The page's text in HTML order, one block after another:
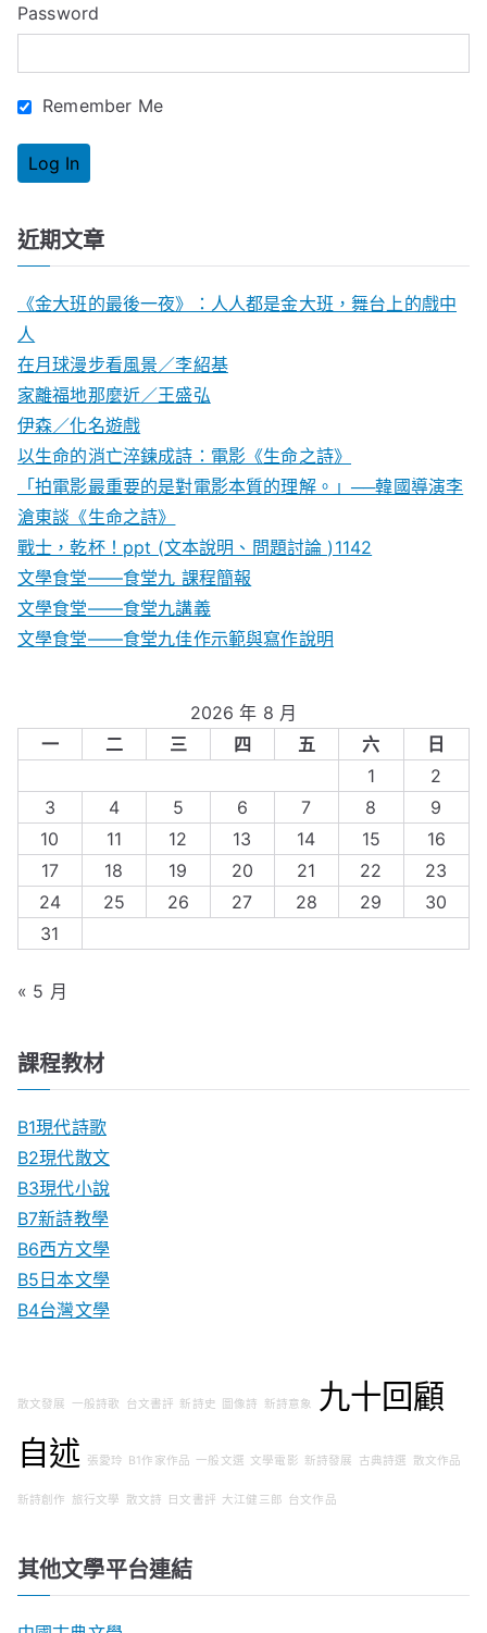
r
Password
Remember Me
近期文章
《金大班的最後一夜》：人人都是金大班，舞台上的戲中
人
在月球漫步看風景／李紹基
家離福地那麼近／王盛弘
伊森／化名遊戲
以生命的消亡淬鍊成詩：電影《生命之詩》
「拍電影最重要的是對電影本質的理解。」──韓國導演李
滄東談《生命之詩》
戰士，乾杯！ppt (文本說明、問題討論 )1142
文學食堂——食堂九 課程簡報
文學食堂――食堂九講義
文學食堂——食堂九佳作示範與寫作說明
2026 年 8 月
一
二 三 四 五 六
日
1
2
3
4 5 6 7 8
9
10
11 12 13 14 15
16
17
18 19 20 21 22
23
24
25 26 27 28 29
30
31
« 5 月
課程教材
B1現代詩歌
B2現代散文
B3現代小說
B7新詩教學
B6西方文學
B5日本文學
B4台灣文學
散文發展 一般詩歌 台文書評 新詩史 圖像詩 新詩意象
九十回顧
自述
張愛玲 B1作家作品 一般文選 文學電影 新詩發展 古典詩選 散文作品
新詩創作 旅行文學 散文詩 日文書評 大江健三郎 台文作品
其他文學平台連結